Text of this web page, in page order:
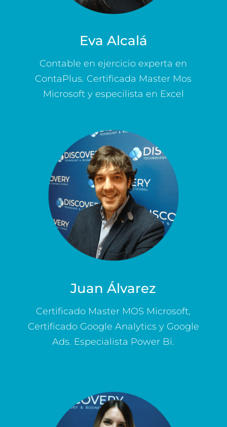
Eva Alcalá
Contable en ejercicio experta en
ContaPlus. Certificada Master Mos
Microsoft y especilista en Excel
Juan Álvarez
Certificado Master MOS Microsoft,
Certificado Google Analytics y Google
Ads. Especialista Power Bi.